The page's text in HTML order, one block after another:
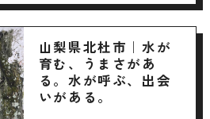
山梨県北杜市｜水が
育む、うまさがあ
る。水が呼ぶ、出会
いがある。